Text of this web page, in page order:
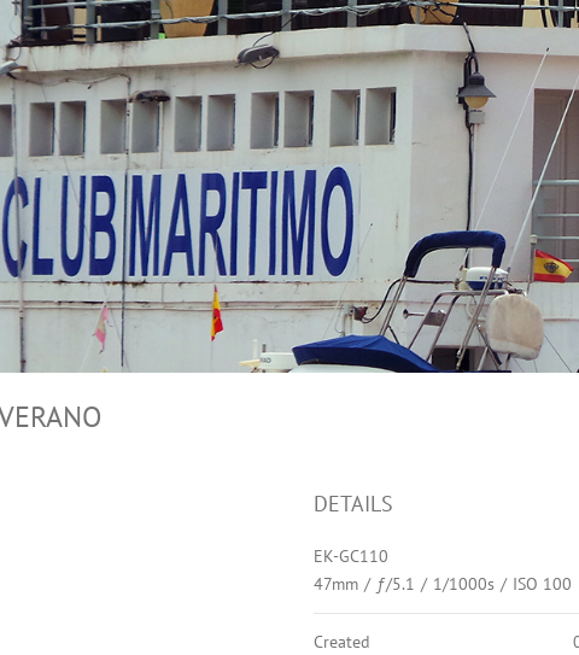
DETAILS
EK-GC110
47mm / ƒ/5.1 / 1/1000s / ISO 100
Created